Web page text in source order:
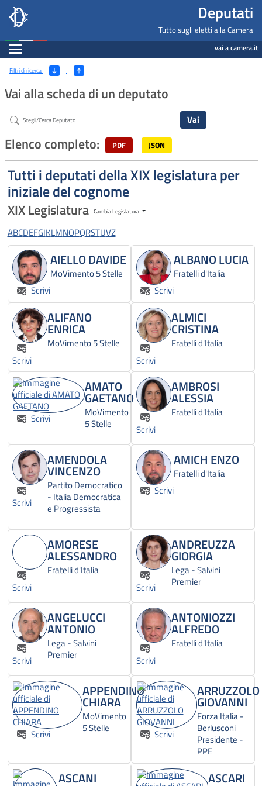
Deputati, Camera dei Deputati -
Salta al contenuto principale
Salta al menu di navigazione Deputati
Tutto sugli eletti alla Camera
Espandi vai a camera.it
Ricerca
Filtri di ricerca (Apri/Chiudi filtri)
Vai alla scheda di un deputato
Abstract
Elenco completo: PDF JSON
Tutti i deputati della XIX legislatura per
iniziale del cognome
XIX Legislatura Cambia Legislatura
ABCDEFGIKLMNOPQRSTUVZ
Scrivi
AIELLO DAVIDE
MoVimento 5 Stelle
Scrivi
ALBANO LUCIA
Fratelli d'Italia
Scrivi
ALIFANO
ENRICA
MoVimento 5 Stelle
Scrivi
ALMICI
CRISTINA
Fratelli d'Italia
Scrivi
AMATO
GAETANO
MoVimento
5 Stelle
Scrivi
AMBROSI
ALESSIA
Fratelli d'Italia
Scrivi
AMENDOLA
VINCENZO
Partito Democratico
- Italia Democratica
e Progressista
Scrivi
AMICH ENZO
Fratelli d'Italia
Scrivi
AMORESE
ALESSANDRO
Fratelli d'Italia
Scrivi
ANDREUZZA
GIORGIA
Lega - Salvini
Premier
Scrivi
ANGELUCCI
ANTONIO
Lega - Salvini
Premier
Scrivi
ANTONIOZZI
ALFREDO
Fratelli d'Italia
Scrivi
APPENDINO
CHIARA
MoVimento
5 Stelle
Scrivi
ARRUZZOLO
GIOVANNI
Forza Italia -
Berlusconi
Presidente -
PPE
ASCANI ASCARI
Navigazione pagine di servizio
Fine pagina
Salta al contenuto principale
Salta al menu di navigazione
Vai a inizio pagina